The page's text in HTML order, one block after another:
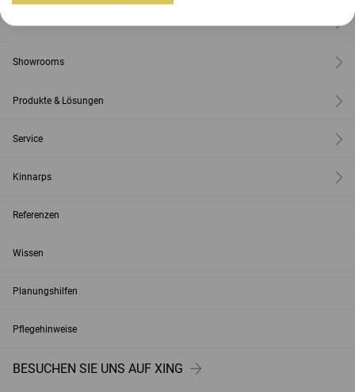
Showrooms
Produkte & Lösungen
Service
Kinnarps
Referenzen
Wissen
Planungshilfen
Pflegehinweise
BESUCHEN SIE UNS AUF XING